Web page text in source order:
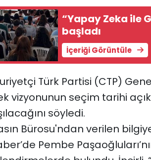
“Yapay Zeka ile
başladı
İçeriği Görüntüle
Türk Partisi (CTP)
vizyonunun seçim tarihi
söyledi.
Bürosu'ndan verilen
Pembe